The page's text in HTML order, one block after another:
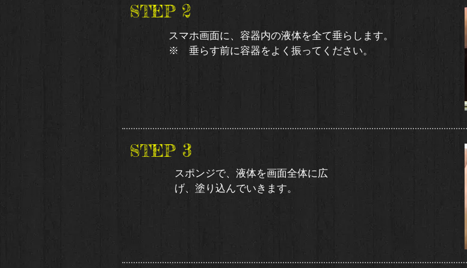
​STEP 2
スマホ画面に、容器内の液体を全て垂らします。
​※ 垂らす前に容器をよく振ってください。
​STEP 3
スポンジで、液体を画面全体に広
げ、塗り込んでいきます。​